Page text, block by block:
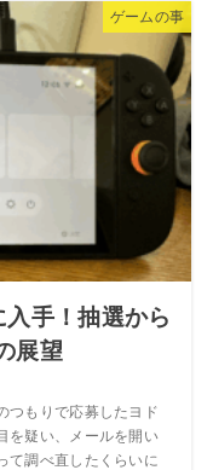
ゲームの事
手！抽選から
展望
つもりで応募したヨド
を疑い、メールを開い
て調べ直したくらいに